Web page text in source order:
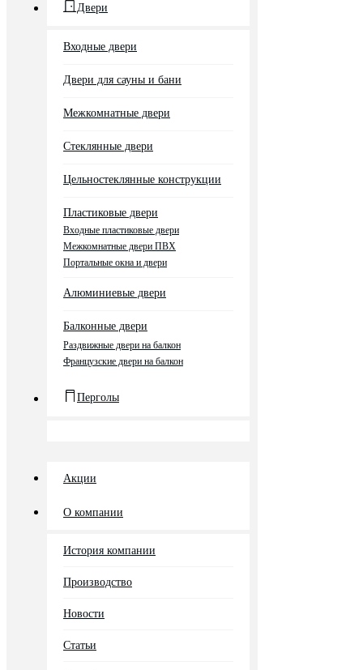
Двери
Входные двери
Двери для сауны и бани
Межкомнатные двери
Стеклянные двери
Цельностеклянные конструкции
Пластиковые двери
Входные пластиковые двери
Межкомнатные двери ПВХ
Портальные окна и двери
Алюминиевые двери
Балконные двери
Раздвижные двери на балкон
Французские двери на балкон
Перголы
Акции
О компании
История компании
Производство
Новости
Статьи